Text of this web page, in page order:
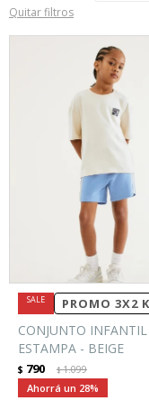
Quitar filtros
PROMO 3X2
CONJUNTO
ESTAMPA - BEIGE
$ 790 $1.099
28